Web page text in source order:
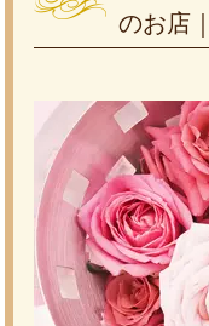
のお店